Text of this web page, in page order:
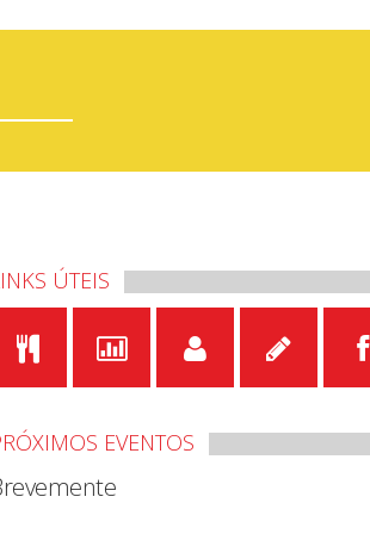
ÚTEIS
EVENTOS